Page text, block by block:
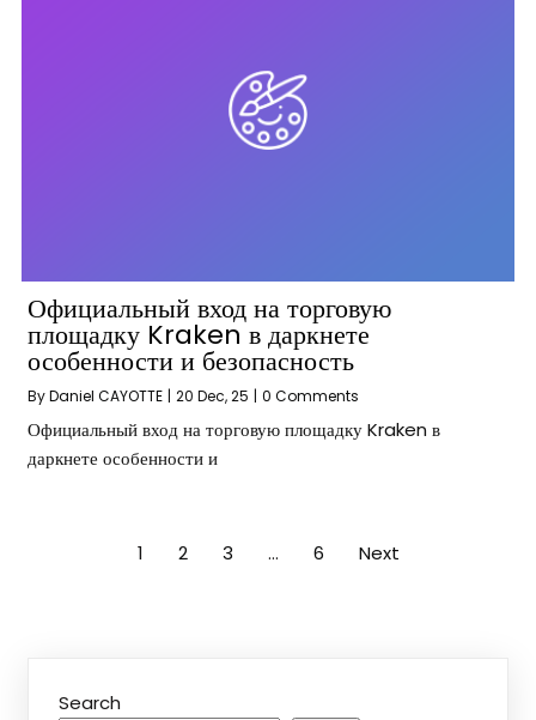
Официальный вход на торговую
площадку Kraken в даркнете
особенности и безопасность
ByDaniel CAYOTTE | 20 Dec, 25 | 0 Comments
Официальный вход на торговую площадку Kraken в
даркнете особенности и
1 2 3 … 6 Next
Search